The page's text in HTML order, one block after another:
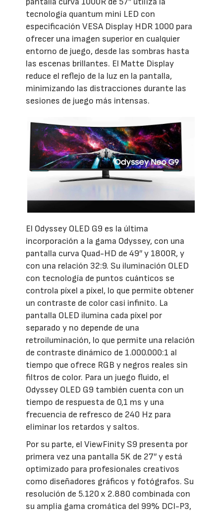
tecnología quantum mini LED con
especificación VESA Display HDR 1000 para
ofrecer una imagen superior en cualquier
entorno de juego, desde las sombras hasta
las escenas brillantes. El Matte Display
reduce el reflejo de la luz en la pantalla,
minimizando las distracciones durante las
sesiones de juego más intensas.
El Odyssey OLED G9 es la última
incorporación a la gama Odyssey, con una
pantalla curva Quad-HD de 49″ y 1800R, y
con una relación 32:9. Su iluminación OLED
con tecnología de puntos cuánticos se
controla píxel a píxel, lo que permite obtener
un contraste de color casi infinito. La
pantalla OLED ilumina cada píxel por
separado y no depende de una
retroiluminación, lo que permite una relación
de contraste dinámico de 1.000.000:1 al
tiempo que ofrece RGB y negros reales sin
filtros de color. Para un juego fluido, el
Odyssey OLED G9 también cuenta con un
tiempo de respuesta de 0,1 ms y una
frecuencia de refresco de 240 Hz para
eliminar los retardos y saltos.
Por su parte, el ViewFinity S9 presenta por
primera vez una pantalla 5K de 27″ y está
optimizado para profesionales creativos
como diseñadores gráficos y fotógrafos. Su
resolución de 5.120 x 2.880 combinada con
su amplia gama cromática del 99% DCI-P3,